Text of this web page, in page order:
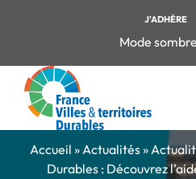
J'ADHÈRE
Mode sombre
Accueil »Actualités»
Durables : Découvrez